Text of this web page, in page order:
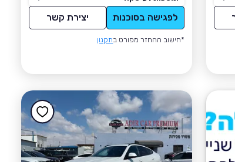
לפגישה בסוכנות יצירת קשר
*חישוב ההחזר מפורט בתקנון